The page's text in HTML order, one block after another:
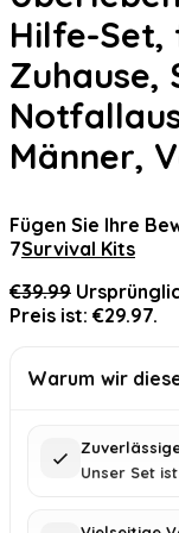
Hilfe-
Zuhause,
Männer,
Fügen Sie Ihre
7Survival Kits
€39.99
Preis ist: €29.97.
Warum wir
Unser Set